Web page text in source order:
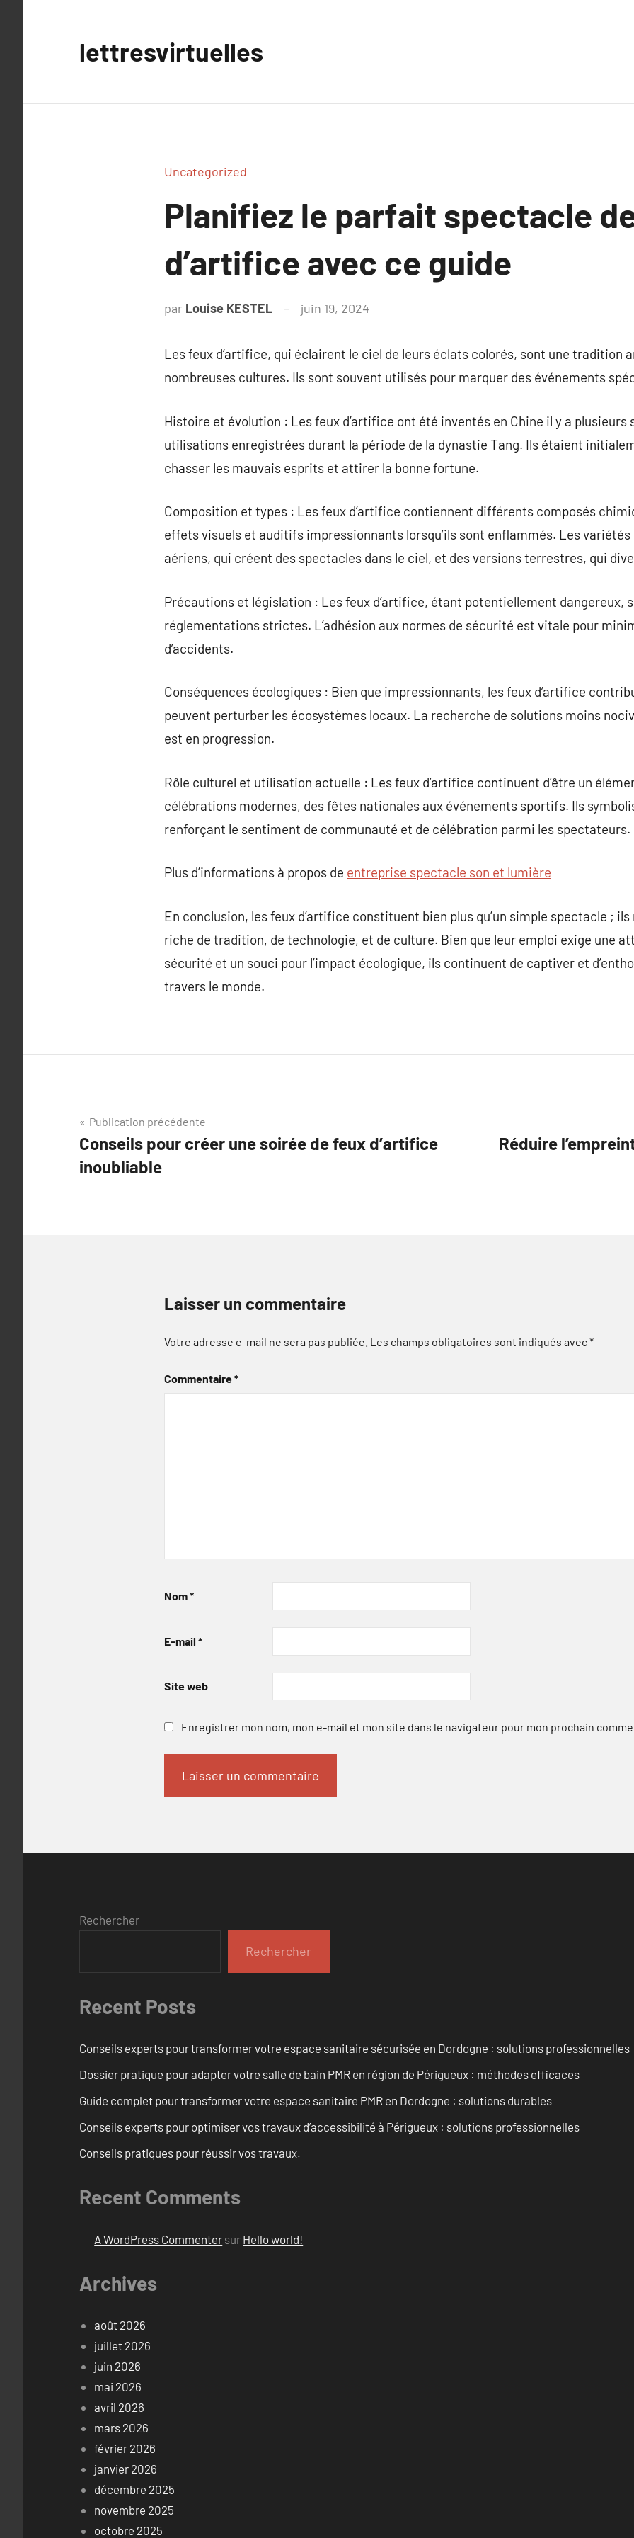
lettresvirtuelles
Uncategorized
Planifiez le parfait spectacle
d’artifice avec ce guide
par Louise KESTEL juin 19, 2024
Les feux d’artifice, qui éclairent le ciel de leurs éclats colorés, sont une tradition
nombreuses cultures. Ils sont souvent utilisés pour marquer des événements
Histoire et évolution : Les feux d’artifice ont été inventés en Chine il y a plusieurs
utilisations enregistrées durant la période de la dynastie Tang. Ils étaient
chasser les mauvais esprits et attirer la bonne fortune.
Composition et types : Les feux d’artifice contiennent différents composés
effets visuels et auditifs impressionnants lorsqu’ils sont enflammés. Les
aériens, qui créent des spectacles dans le ciel, et des versions terrestres, qui
Précautions et législation : Les feux d’artifice, étant potentiellement dangereux,
réglementations strictes. L’adhésion aux normes de sécurité est vitale pour
d’accidents.
Conséquences écologiques : Bien que impressionnants, les feux d’artifice
peuvent perturber les écosystèmes locaux. La recherche de solutions moins
est en progression.
Rôle culturel et utilisation actuelle : Les feux d’artifice continuent d’être un
célébrations modernes, des fêtes nationales aux événements sportifs. Ils
renforçant le sentiment de communauté et de célébration parmi les spectateurs.
Plus d’informations à propos de entreprise spectacle son et lumière
En conclusion, les feux d’artifice constituent bien plus qu’un simple spectacle ;
riche de tradition, de technologie, et de culture. Bien que leur emploi exige une
sécurité et un souci pour l’impact écologique, ils continuent de captiver et
travers le monde.
Navigation
de
l’article
Publication précédente
Conseils pour créer une soirée de feux d’artifice
inoubliable
Réduire
Laisser un commentaire
Votre adresse e-mail ne sera pas publiée. Les champs obligatoires sont indiqués avec*
Commentaire*
Nom*
E-mail *
Site web
Enregistrer mon nom, mon e-mail et mon site dans le navigateur pour mon prochain
Rechercher
Rechercher
Recent Posts
Conseils experts pour transformer votre espace sanitaire sécurisée en Dordogne : solutions professionnelles
Dossier pratique pour adapter votre salle de bain PMR en région de Périgueux : méthodes efficaces
Guide complet pour transformer votre espace sanitaire PMR en Dordogne : solutions durables
Conseils experts pour optimiser vos travaux d’accessibilité à Périgueux : solutions professionnelles
Conseils pratiques pour réussir vos travaux.
Recent Comments
A WordPress Commenter sur Hello world!
Archives
août 2026
juillet 2026
juin 2026
mai 2026
avril 2026
mars 2026
février 2026
janvier 2026
décembre 2025
novembre 2025
octobre 2025